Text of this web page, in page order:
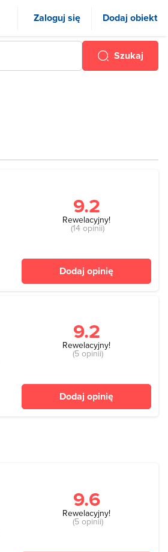
Zaloguj się Dodaj obiekt
Szukaj
9.2
Rewelacyjny!
(14 opinii)
Dodaj opinię
9.2
Rewelacyjny!
(5 opinii)
Dodaj opinię
9.6
Rewelacyjny!
(5 opinii)